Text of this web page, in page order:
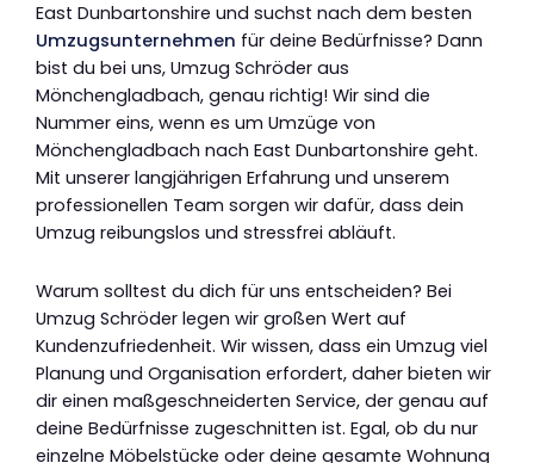
East Dunbartonshire und suchst nach dem besten
Umzugsunternehmen für deine Bedürfnisse? Dann
bist du bei uns, Umzug Schröder aus
Mönchengladbach, genau richtig! Wir sind die
Nummer eins, wenn es um Umzüge von
Mönchengladbach nach East Dunbartonshire geht.
Mit unserer langjährigen Erfahrung und unserem
professionellen Team sorgen wir dafür, dass dein
Umzug reibungslos und stressfrei abläuft.
Warum solltest du dich für uns entscheiden? Bei
Umzug Schröder legen wir großen Wert auf
Kundenzufriedenheit. Wir wissen, dass ein Umzug viel
Planung und Organisation erfordert, daher bieten wir
dir einen maßgeschneiderten Service, der genau auf
deine Bedürfnisse zugeschnitten ist. Egal, ob du nur
einzelne Möbelstücke oder deine gesamte Wohnung